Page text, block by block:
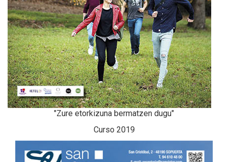
"Zure etorkizuna bermatzen dugu"
Curso 2019